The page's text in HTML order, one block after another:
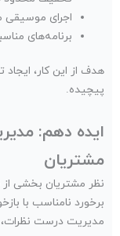
اجرای موسیقی
برنامه‌های
هدف از این کار،
پیچیده.
ایده دهم:
مشتریان
نظر مشتریان بخشی
برخورد نامناسب با
مدیریت درست